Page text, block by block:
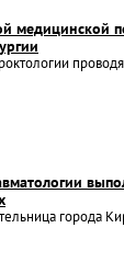
медицинской
города